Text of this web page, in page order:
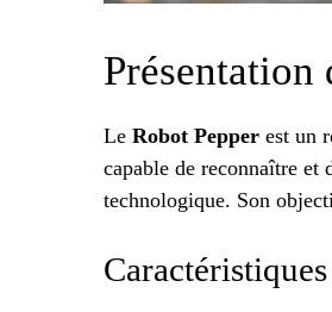
Présentation
Le Robot Pepper est un
capable de reconnaître
technologique. Son